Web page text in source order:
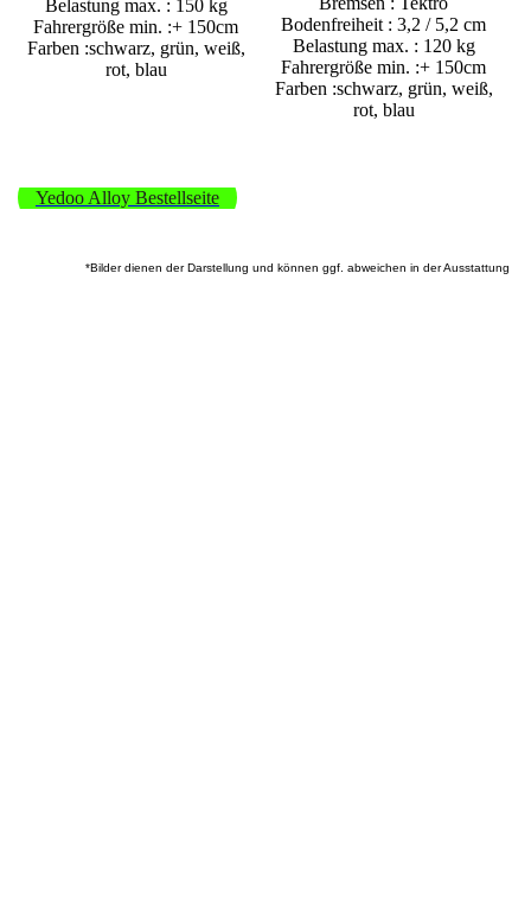
Belastung max. : 150 kg
Fahrergröße min. :+ 150cm
Farben :schwarz, grün, weiß,
rot, blau
Bodenfreiheit : 3,2 / 5,2 cm
Belastung max. : 120 kg
Fahrergröße min. :+ 150cm
Farben :schwarz, grün, weiß,
rot, blau
Yedoo Alloy Bestellseite
*Bilder dienen der Darstellung und können ggf. abweichen in der Ausstattung